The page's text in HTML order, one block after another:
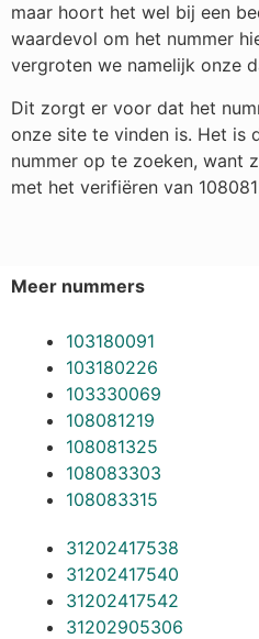
maar hoort het wel bij een
waardevol om het nummer
vergroten we namelijk onze
Dit zorgt er voor dat het
onze site te vinden is. Het is
nummer op te zoeken, want
met het verifiëren van
Meer nummers
103180091
103180226
103330069
108081219
108081325
108083303
108083315
31202417538
31202417540
31202417542
31202905306